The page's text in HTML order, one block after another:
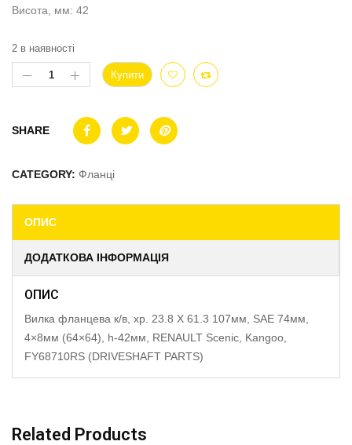
Висота, мм: 42
2 в наявності
Купити
SHARE
CATEGORY: Фланці
ОПИС
ДОДАТКОВА ІНФОРМАЦІЯ
ОПИС
Вилка фланцева к/в, хр. 23.8 X 61.3 107мм, SAE 74мм,
4×8мм (64×64), h-42мм, RENAULT Scenic, Kangoo,
FY68710RS (DRIVESHAFT PARTS)
Related Products